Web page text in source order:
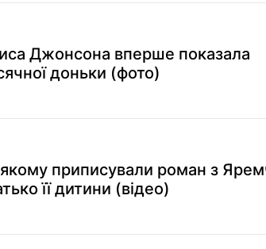
Джонсона вперше показала
доньки (фото)
приписували роман з
її дитини (відео)